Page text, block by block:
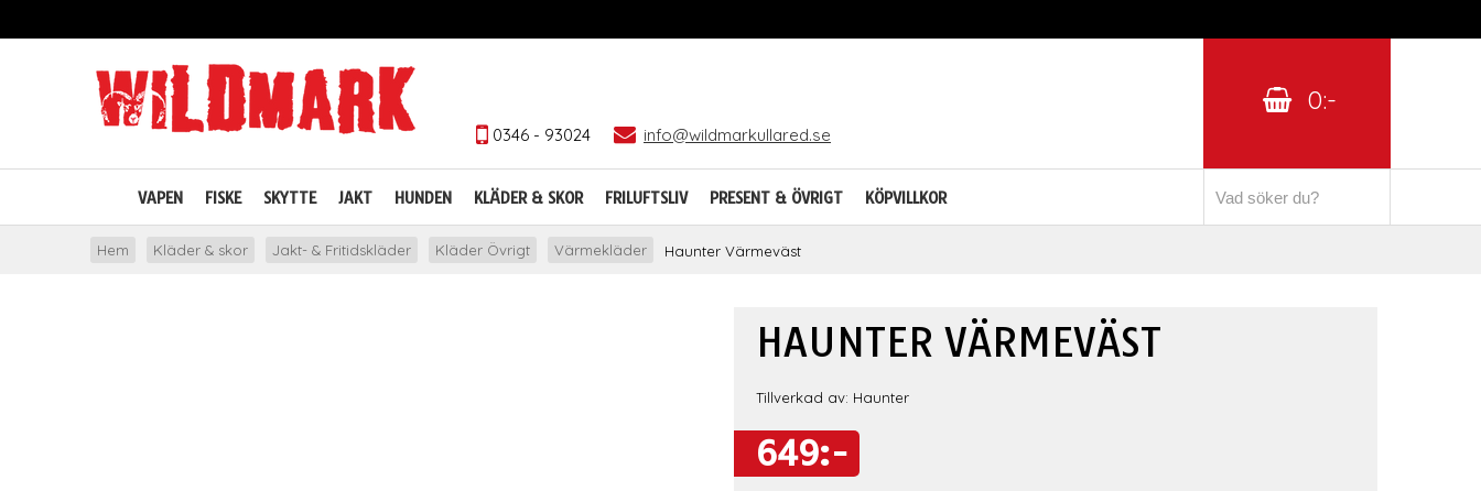
0346 - 93024 info@wildmarkullared.se
0:-
VAPEN FISKE SKYTTE JAKT HUNDEN KLÄDER & SKOR FRILUFTSLIV PRESENT & ÖVRIGT KÖPVILLKOR
Hem Kläder & skor Jakt- & Fritidskläder Kläder Övrigt Värmekläder Haunter Värmeväst
HAUNTER VÄRMEVÄST
Tillverkad av: Haunter
649:-